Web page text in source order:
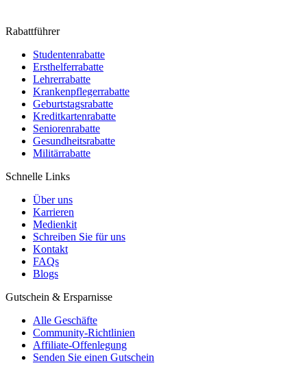
Rabattführer
Studentenrabatte
Ersthelferrabatte
Lehrerrabatte
Krankenpflegerrabatte
Geburtstagsrabatte
Kreditkartenrabatte
Seniorenrabatte
Gesundheitsrabatte
Militärrabatte
Schnelle Links
Über uns
Karrieren
Medienkit
Schreiben Sie für uns
Kontakt
FAQs
Blogs
Gutschein & Ersparnisse
Alle Geschäfte
Community-Richtlinien
Affiliate-Offenlegung
Senden Sie einen Gutschein